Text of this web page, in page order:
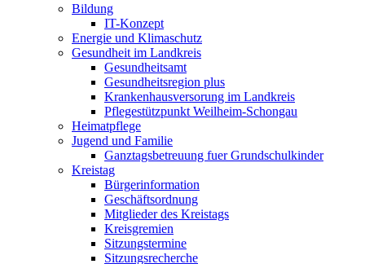
Bildung
IT-Konzept
Energie und Klimaschutz
Gesundheit im Landkreis
Gesundheitsamt
Gesundheitsregion plus
Krankenhausversorung im Landkreis
Pflegestützpunkt Weilheim-Schongau
Heimatpflege
Jugend und Familie
Ganztagsbetreuung fuer Grundschulkinder
Kreistag
Bürgerinformation
Geschäftsordnung
Mitglieder des Kreistags
Kreisgremien
Sitzungstermine
Sitzungsrecherche